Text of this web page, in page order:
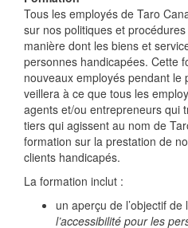
Tous les employés de Taro
sur nos politiques et
manière dont les biens et
personnes handicapées. Cette
nouveaux employés pendant le
veillera à ce que tous les
agents et/ou entrepreneurs qui
tiers qui agissent au nom de
formation sur la prestation de
clients handicapés.
La formation inclut :
un aperçu de l’objectif de
l’accessibilité pour les